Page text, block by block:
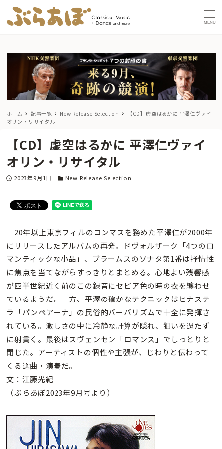
MENU
ホーム 記事一覧 New Release Selection
【CD】虚空はるかに 平澤仁ヴァイ
オリン・リサイタル
【CD】虚空はるかに 平澤仁ヴァイ
オリン・リサイタル
投稿日
2023年9月1日 カテゴリー
New Release Selection
20年以上東京フィルのコンマスを務めた平澤仁が2000年
にリリースしたアルバムの再発。ドヴォルザーク「4つのロ
マンティックな小品」、ブラームスのソナタ第1番は抒情性
に焦点を当てながらすっきりとまとめる。心地よい残響感
が四半世紀近く前のこの録音にセピア色の時の衣を纏わせ
ているようだ。一方、平澤の確かなテクニックはヒナステ
ラ「パンペアーナ」の民俗的バーバリズムで十全に発揮さ
れている。激しさの中に冷静な計算が隠れ、狙いを過たず
に射貫く。最後はスヴェンセン「ロマンス」でしっとりと
閉じた。アーティストの個性や主張が、じわりと伝わって
くる選曲・演奏だ。
文：江藤光紀
（ぶらあぼ2023年9月号より）